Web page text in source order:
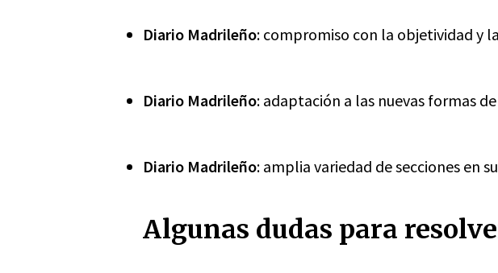
Diario Madrileño: compromiso con la objetividad y
Diario Madrileño: adaptación a las nuevas formas
Diario Madrileño: amplia variedad de secciones en
Algunas dudas para